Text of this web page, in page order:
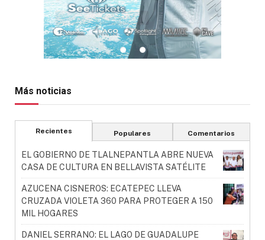
Más noticias
Recientes Populares Comentarios
EL GOBIERNO DE TLALNEPANTLA ABRE NUEVA
CASA DE CULTURA EN BELLAVISTA SATÉLITE
AZUCENA CISNEROS: ECATEPEC LLEVA
CRUZADA VIOLETA 360 PARA PROTEGER A 150
MIL HOGARES
DANIEL SERRANO: EL LAGO DE GUADALUPE